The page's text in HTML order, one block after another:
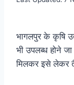
भागलपुर के कृषि
भी उपलब्ध होने
मिलकर इसे लेकर